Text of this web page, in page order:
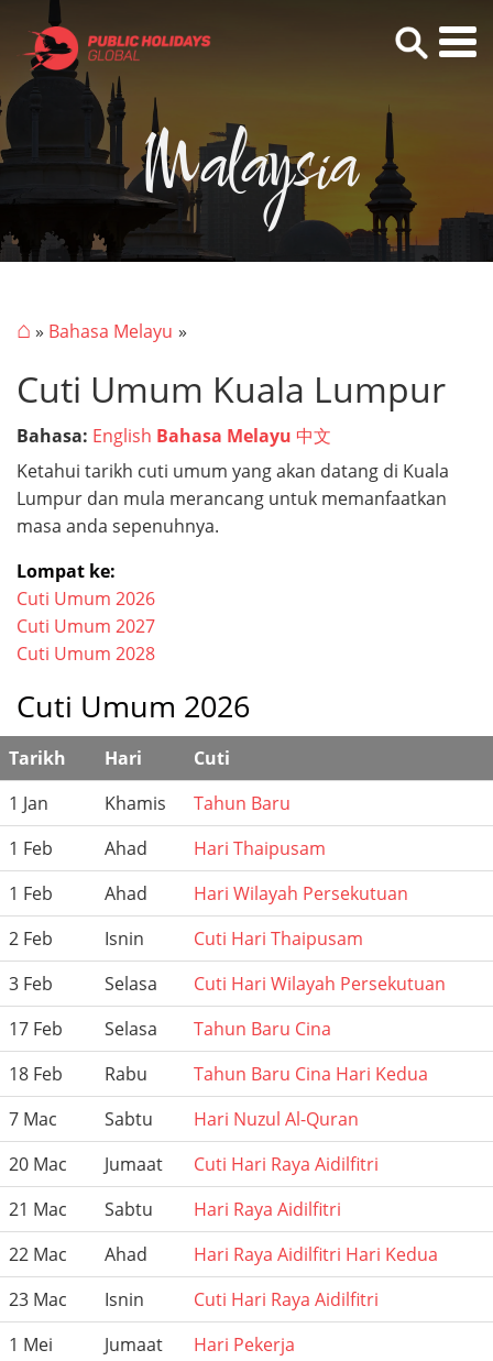
Malaysia
⌂ » Bahasa Melayu
Cuti Umum Kuala Lumpur
Bahasa: English Bahasa Melayu 中文
Ketahui tarikh cuti umum yang akan datang di Kuala
Lumpur dan mula merancang untuk memanfaatkan
masa anda sepenuhnya.
Lompat ke:
Cuti Umum 2026
Cuti Umum 2027
Cuti Umum 2028
Cuti Umum 2026
Tarikh Hari
Cuti
1 Jan
Khamis
Tahun Baru
1 Feb
Ahad
Hari Thaipusam
1 Feb
Ahad
Hari Wilayah Persekutuan
2 Feb
Isnin
Cuti Hari Thaipusam
3 Feb
Selasa
Cuti Hari Wilayah Persekutuan
17 Feb
Selasa
Tahun Baru Cina
18 Feb
Rabu
Tahun Baru Cina Hari Kedua
7 Mac
Sabtu
Hari Nuzul Al-Quran
20 Mac
Jumaat
Cuti Hari Raya Aidilfitri
21 Mac
Sabtu
Hari Raya Aidilfitri
22 Mac
Ahad
Hari Raya Aidilfitri Hari Kedua
23 Mac
Isnin
Cuti Hari Raya Aidilfitri
1 Mei
Jumaat
Hari Pekerja